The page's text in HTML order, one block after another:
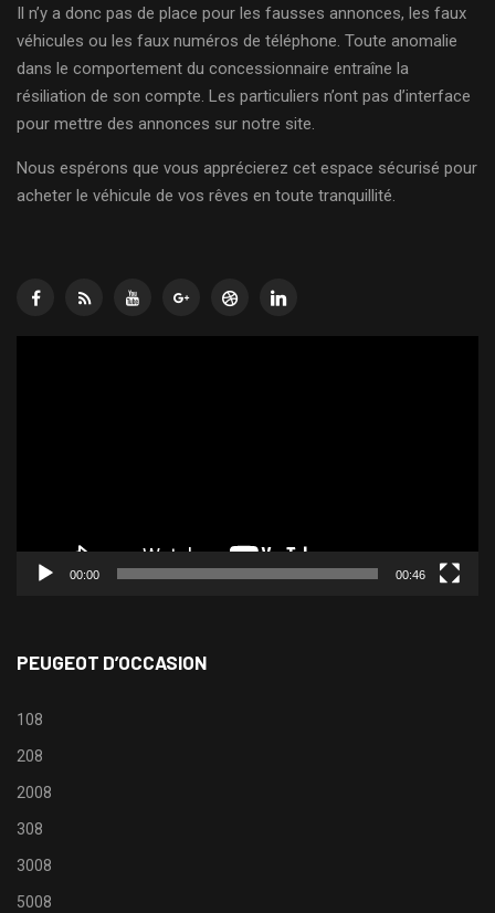
Il n’y a donc pas de place pour les fausses annonces, les faux
véhicules ou les faux numéros de téléphone. Toute anomalie
dans le comportement du concessionnaire entraîne la
résiliation de son compte. Les particuliers n’ont pas d’interface
pour mettre des annonces sur notre site.
Nous espérons que vous apprécierez cet espace sécurisé pour
acheter le véhicule de vos rêves en toute tranquillité.
00:00 00:46
PEUGEOT D’OCCASION
108
208
2008
308
3008
5008